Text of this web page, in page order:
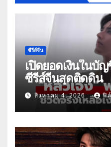
ซีรีส์จีน
เปิดยอดเงินในบัญ
ซีรีส์จีนสุดติดดิน
สิงหาคม 4, 2026 ฟิ